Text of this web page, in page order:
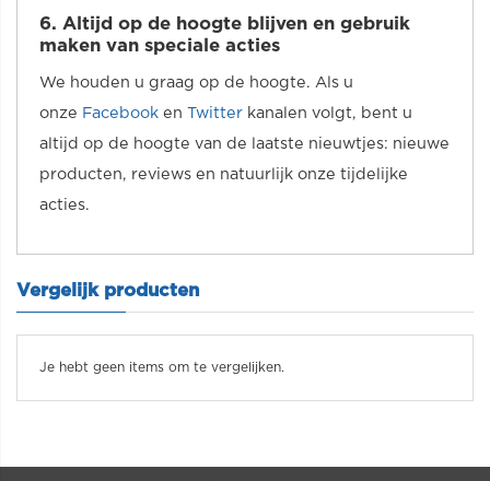
6. Altijd op de hoogte blijven en gebruik
maken van speciale acties
We houden u graag op de hoogte. Als u
onze Facebook en Twitter kanalen volgt, bent u
altijd op de hoogte van de laatste nieuwtjes: nieuwe
producten, reviews en natuurlijk onze tijdelijke
acties.
Vergelijk producten
Je hebt geen items om te vergelijken.